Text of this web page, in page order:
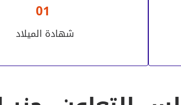
01
شهادة الميلاد